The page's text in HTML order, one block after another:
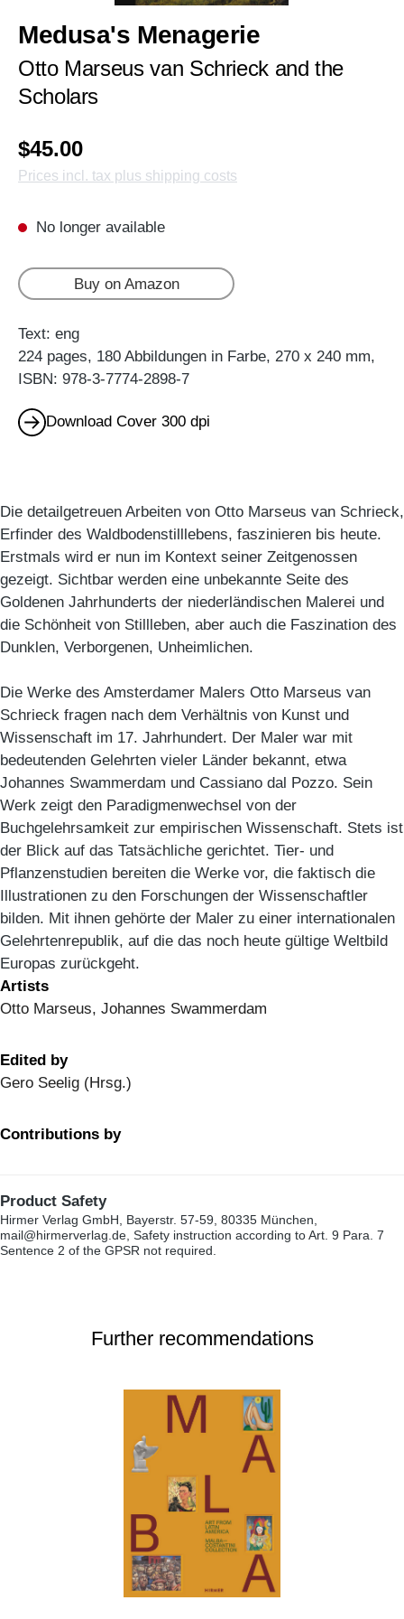
Medusa's Menagerie
Otto Marseus van Schrieck and the
Scholars
$45.00
Prices incl. tax plus shipping costs
No longer available
Buy on Amazon
Text: eng
224 pages, 180 Abbildungen in Farbe, 270 x 240 mm,
ISBN: 978-3-7774-2898-7
Download Cover 300 dpi
Die detailgetreuen Arbeiten von Otto Marseus van Schrieck,
Erfinder des Waldbodenstilllebens, faszinieren bis heute.
Erstmals wird er nun im Kontext seiner Zeitgenossen
gezeigt. Sichtbar werden eine unbekannte Seite des
Goldenen Jahrhunderts der niederländischen Malerei und
die Schönheit von Stillleben, aber auch die Faszination des
Dunklen, Verborgenen, Unheimlichen.
Die Werke des Amsterdamer Malers Otto Marseus van
Schrieck fragen nach dem Verhältnis von Kunst und
Wissenschaft im 17. Jahrhundert. Der Maler war mit
bedeutenden Gelehrten vieler Länder bekannt, etwa
Johannes Swammerdam und Cassiano dal Pozzo. Sein
Werk zeigt den Paradigmenwechsel von der
Buchgelehrsamkeit zur empirischen Wissenschaft. Stets ist
der Blick auf das Tatsächliche gerichtet. Tier- und
Pflanzenstudien bereiten die Werke vor, die faktisch die
Illustrationen zu den Forschungen der Wissenschaftler
bilden. Mit ihnen gehörte der Maler zu einer internationalen
Gelehrtenrepublik, auf die das noch heute gültige Weltbild
Europas zurückgeht.
Artists
Otto Marseus, Johannes Swammerdam
Edited by
Gero Seelig (Hrsg.)
Contributions by
Product Safety
Hirmer Verlag GmbH, Bayerstr. 57-59, 80335 München,
mail@hirmerverlag.de, Safety instruction according to Art. 9 Para. 7
Sentence 2 of the GPSR not required.
Further recommendations